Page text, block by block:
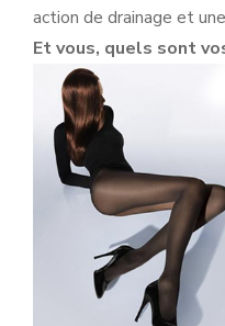
action de drainage et
Et vous, quels sont